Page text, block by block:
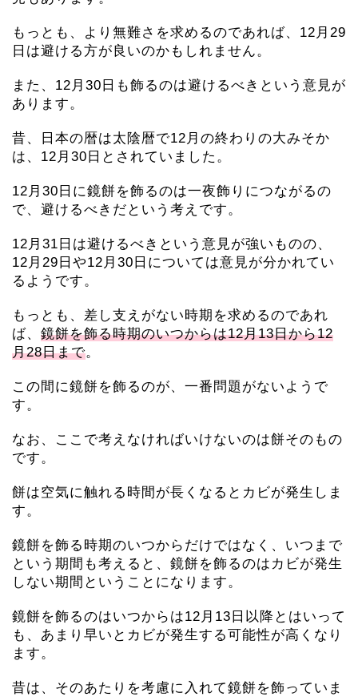
もっとも、より無難さを求めるのであれば、12月29
日は避ける方が良いのかもしれません。
また、12月30日も飾るのは避けるべきという意見が
あります。
昔、日本の暦は太陰暦で12月の終わりの大みそか
は、12月30日とされていました。
12月30日に鏡餅を飾るのは一夜飾りにつながるの
で、避けるべきだという考えです。
12月31日は避けるべきという意見が強いものの、
12月29日や12月30日については意見が分かれてい
るようです。
もっとも、差し支えがない時期を求めるのであれ
ば、 鏡餅を飾る時期のいつからは12月13日から12
月28日まで。
この間に鏡餅を飾るのが、一番問題がないようで
す。
なお、ここで考えなければいけないのは餅そのもの
です。
餅は空気に触れる時間が長くなるとカビが発生しま
す。
鏡餅を飾る時期のいつからだけではなく、いつまで
という期間も考えると、鏡餅を飾るのはカビが発生
しない期間ということになります。
鏡餅を飾るのはいつからは12月13日以降とはいって
も、あまり早いとカビが発生する可能性が高くなり
ます。
昔は、そのあたりを考慮に入れて鏡餅を飾っていま